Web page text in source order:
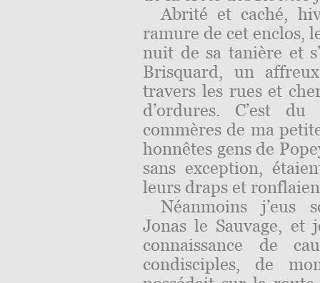
Abrité et caché,
ramure de cet enclos,
nuit de sa tanière et
Brisquard, un
travers les rues et
d’ordures. C’est
commères de ma
honnêtes gens de
sans exception,
leurs draps et
Néanmoins j’eus
Jonas le Sauvage,
connaissance de
condisciples, de